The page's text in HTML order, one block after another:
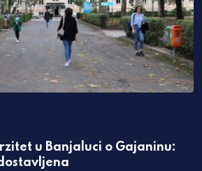
u Banjaluci o Gajaninu: